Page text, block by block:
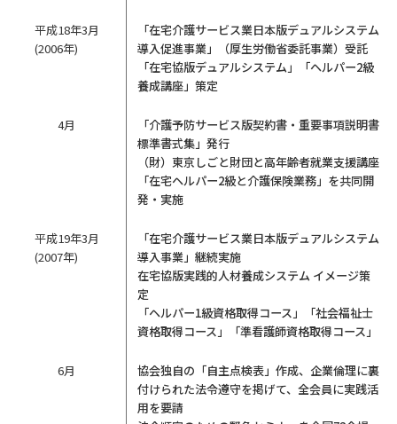
平成18年3月
(2006年)
「在宅介護サービス業日本版デュアルシステム
導入促進事業」（厚生労働省委託事業）受託
「在宅協版デュアルシステム」「ヘルパー2級
養成講座」策定
4月
「介護予防サービス版契約書・重要事項説明書
標準書式集」発行
（財）東京しごと財団と高年齢者就業支援講座
「在宅ヘルパー2級と介護保険業務」を共同開
発・実施
平成19年3月
(2007年)
「在宅介護サービス業日本版デュアルシステム
導入事業」継続実施
在宅協版実践的人材養成システム イメージ策
定
「ヘルパー1級資格取得コース」「社会福祉士
資格取得コース」「準看護師資格取得コース」
6月
協会独自の「自主点検表」作成、企業倫理に裏
付けられた法令遵守を掲げて、全会員に実践活
用を要請